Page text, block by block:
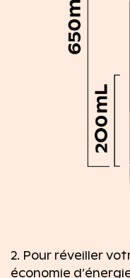
2. Pour réveiller
économie